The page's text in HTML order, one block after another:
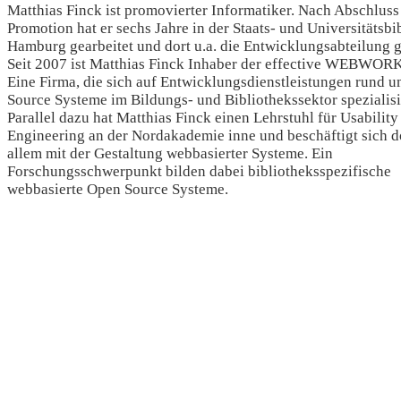
Matthias Finck ist promovierter Informatiker. Nach
Promotion hat er sechs Jahre in der Staats- und
Hamburg gearbeitet und dort u.a. die Entwicklungsabteilung
Seit 2007 ist Matthias Finck Inhaber der effective
Eine Firma, die sich auf Entwicklungsdienstleistungen rund
Source Systeme im Bildungs- und Bibliothekssektor
Parallel dazu hat Matthias Finck einen Lehrstuhl für Usability
Engineering an der Nordakademie inne und beschäftigt sich
allem mit der Gestaltung webbasierter Systeme. Ein
Forschungsschwerpunkt bilden dabei bibliotheksspezifische
webbasierte Open Source Systeme.